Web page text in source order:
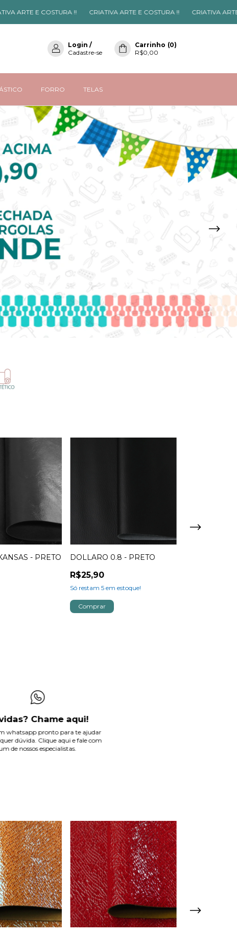
!! CRIATIVA ARTE E COSTURA !! CRIATIVA ARTE E COSTURA
Login /
Cadastre-se
Carrinho (0)
R$0,00
FORRO TELAS
- PRETO DOLLARO 0.8 - PRETO
R$25,90
Só restam5 em estoque!
Chame aqui!
whatsapp pronto para te ajudar
dúvida. Clique aqui e fale com
de nossos especialistas.